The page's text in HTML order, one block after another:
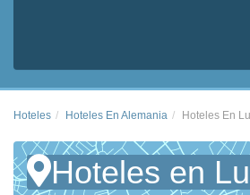
Hoteles Hoteles En Alemania Hoteles En
Hoteles en